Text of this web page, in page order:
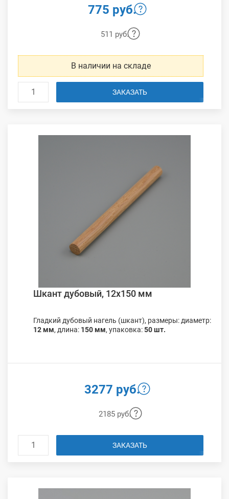
775 руб.
511 руб.
В наличии на складе
ЗАКАЗАТЬ
Шкант дубовый, 12х150 мм
Гладкий дубовый нагель (шкант), размеры: диаметр:
12 мм, длина: 150 мм, упаковка:50 шт.
3277 руб.
2185 руб.
ЗАКАЗАТЬ